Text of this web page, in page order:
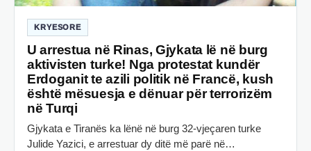
KRYESORE
U arrestua në Rinas, Gjykata lë në burg
aktivisten turke! Nga protestat kundër
Erdoganit te azili politik në Francë, kush
është mësuesja e dënuar për terrorizëm
në Turqi
Gjykata e Tiranës ka lënë në burg 32-vjeçaren turke
Julide Yazici, e arrestuar dy ditë më parë në…